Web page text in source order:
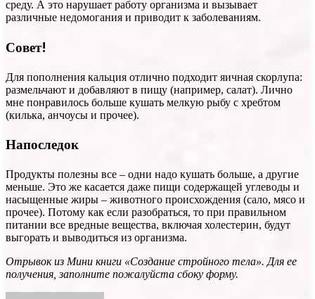
среду. А это нарушает работу организма и вызывает
различные недомогания и приводит к заболеваниям.
Совет!
Для пополнения кальция отлично подходит яичная скорлупа:
размельчают и добавляют в пищу (например, салат). Лично
мне понравилось больше кушать мелкую рыбу с хребтом
(килька, анчоусы и прочее).
Напоследок
Продукты полезны все – одни надо кушать больше, а другие
меньше. Это же касается даже пищи содержащей углеводы и
насыщенные жиры – животного происхождения (сало, мясо и
прочее). Потому как если разобраться, то при правильном
питании все вредные вещества, включая холестерин, будут
выгорать и выводиться из организма.
Отрывок из Мини книги «Создание стройного тела». Для ее
получения, заполните пожалуйста сбоку форму.